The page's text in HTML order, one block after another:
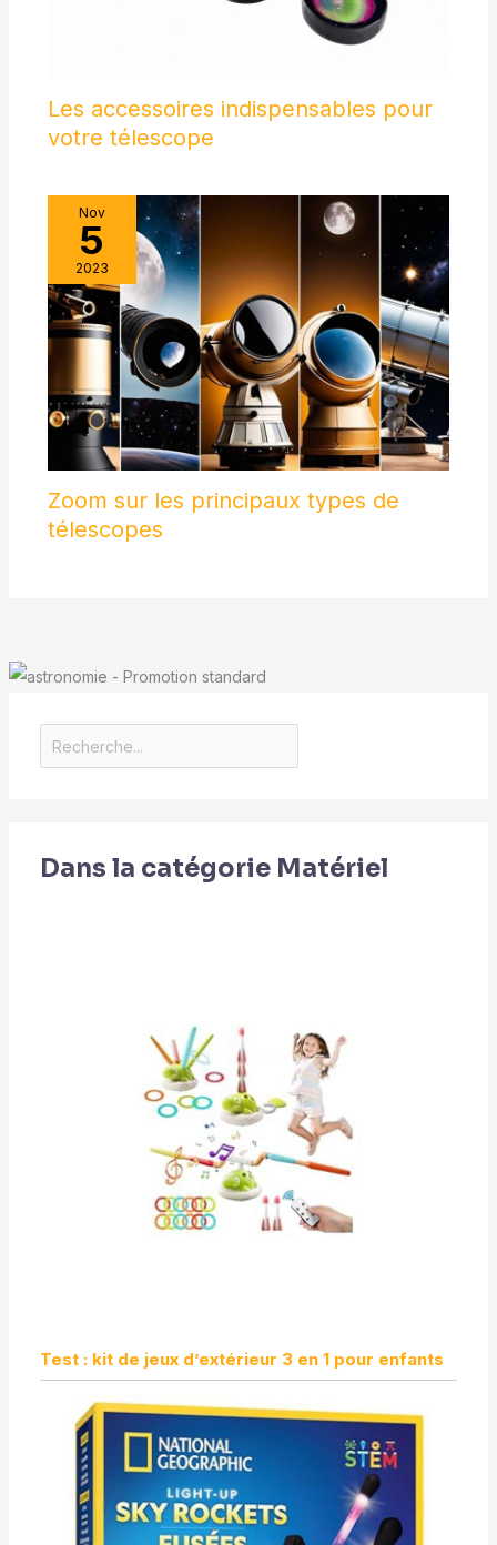
Les accessoires indispensables pour
votre télescope
Nov
5
2023
Zoom sur les principaux types de
télescopes
Dans la catégorie Matériel
Test : kit de jeux d’extérieur 3 en 1 pour enfants